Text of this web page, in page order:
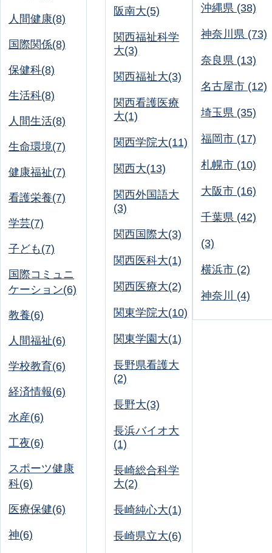
人間健康(8)
国際関係(8)
保健科(8)
生活科(8)
人間生活(8)
生命環境(7)
健康福祉(7)
看護栄養(7)
学芸(7)
子ども(7)
国際コミュニ
ケーション(6)
教養(6)
人間福祉(6)
学校教育(6)
経済情報(6)
水産(6)
工夜(6)
スポーツ健康
科(6)
医療保健(6)
神(6)
阪南大(5)
関西福祉科学
大(3)
関西福祉大(3)
関西看護医療
大(1)
関西学院大(11)
関西大(13)
関西外国語大
(3)
関西国際大(3)
関西医科大(1)
関西医療大(2)
関東学院大(10)
関東学園大(1)
長野県看護大
(2)
長野大(3)
長浜バイオ大
(1)
長崎総合科学
大(2)
長崎純心大(1)
長崎県立大(6)
沖縄県 (38)
神奈川県 (73)
奈良県 (13)
名古屋市 (12)
埼玉県 (35)
福岡市 (17)
札幌市 (10)
大阪市 (16)
千葉県 (42)
(3)
横浜市 (2)
神奈川 (4)